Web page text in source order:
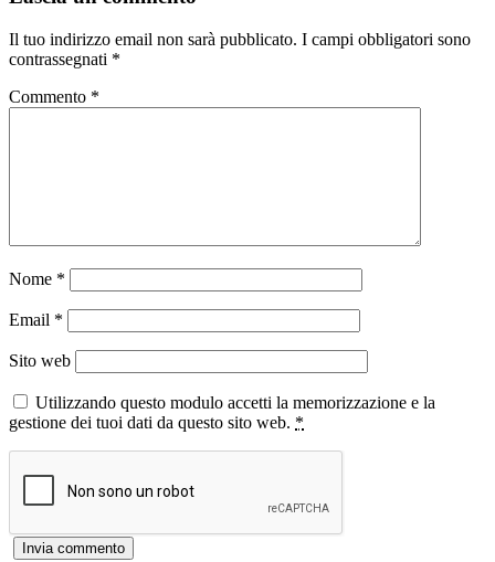
Il tuo indirizzo email non sarà pubblicato. I campi obbligatori sono
contrassegnati *
Commento *
Nome *
Email *
Sito web
Utilizzando questo modulo accetti la memorizzazione e la
gestione dei tuoi dati da questo sito web. *